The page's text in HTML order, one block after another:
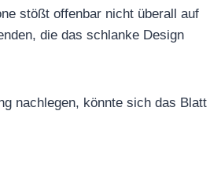
stößt offenbar nicht überall auf
die das schlanke Design
nachlegen, könnte sich das Blatt